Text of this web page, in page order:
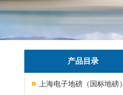
产品目录
上海电子地磅（国标地磅）